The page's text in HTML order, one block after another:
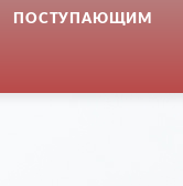
ПОСТУПАЮЩИМ